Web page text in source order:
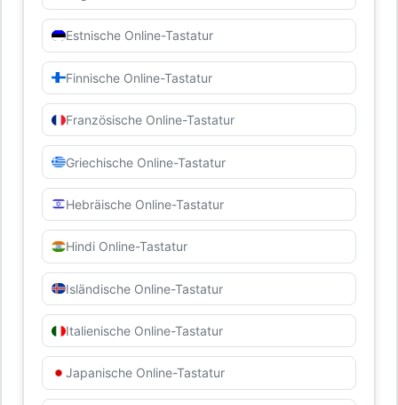
Estnische Online-Tastatur
Finnische Online-Tastatur
Französische Online-Tastatur
Griechische Online-Tastatur
Hebräische Online-Tastatur
Hindi Online-Tastatur
Isländische Online-Tastatur
Italienische Online-Tastatur
Japanische Online-Tastatur